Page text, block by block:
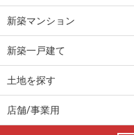
新築マンション
新築一戸建て
土地を探す
店舗/事業用